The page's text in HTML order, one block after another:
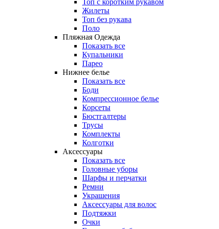
Топ с коротким рукавом
Жилеты
Топ без рукава
Поло
Пляжная Одежда
Показать все
Купальники
Парео
Нижнее белье
Показать все
Боди
Компрессионное белье
Корсеты
Бюстгалтеры
Трусы
Комплекты
Колготки
Аксессуары
Показать все
Головные уборы
Шарфы и перчатки
Ремни
Украшения
Аксессуары для волос
Подтяжки
Очки